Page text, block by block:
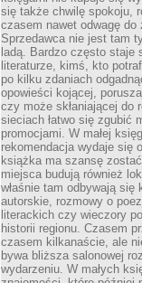
się także chwilę spokoju,
czasem nawet odwagę do
Sprzedawca nie jest tam
ladą. Bardzo często staje
literaturze, kimś, kto
po kilku zdaniach
opowieści kojącej,
czy może skłaniającej do
sieciach łatwo się zgubić
promocjami. W małej
rekomendacja wydaje się
książka ma szansę
miejsca budują również
właśnie tam odbywają się
autorskie, rozmowy o
literackich czy wieczory
historii regionu. Czasem
czasem kilkanaście, ale
bywa bliższa salonowej
wydarzeniu. W małych